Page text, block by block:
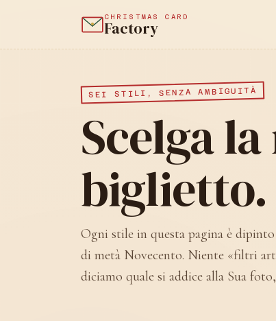
CHRISTMAS CARD
Factory
SEI STILI, SENZA AMBIGUITÀ
Scelga
biglietto.
Ogni stile in questa pagina è
di metà Novecento. Niente «filtri
diciamo quale si addice alla Sua